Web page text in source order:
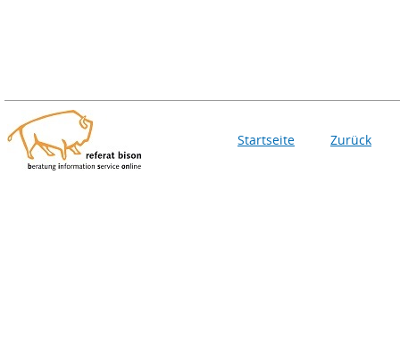
Startseite Zurück